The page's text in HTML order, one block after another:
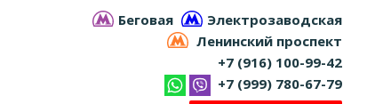
Беговая
Электрозаводская
Ленинский проспект
+7 (916) 100-99-42
+7 (999) 780-67-79